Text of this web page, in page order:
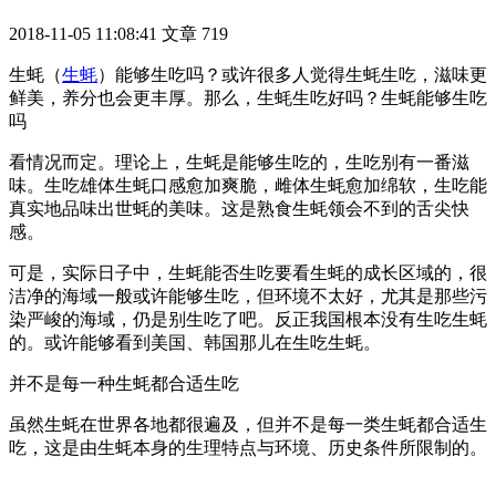
2018-11-05 11:08:41 文章 719
生蚝（生蚝）能够生吃吗？或许很多人觉得生蚝生吃，滋味更
鲜美，养分也会更丰厚。那么，生蚝生吃好吗？生蚝能够生吃
吗
看情况而定。理论上，生蚝是能够生吃的，生吃别有一番滋
味。生吃雄体生蚝口感愈加爽脆，雌体生蚝愈加绵软，生吃能
真实地品味出世蚝的美味。这是熟食生蚝领会不到的舌尖快
感。
可是，实际日子中，生蚝能否生吃要看生蚝的成长区域的，很
洁净的海域一般或许能够生吃，但环境不太好，尤其是那些污
染严峻的海域，仍是别生吃了吧。反正我国根本没有生吃生蚝
的。或许能够看到美国、韩国那儿在生吃生蚝。
并不是每一种生蚝都合适生吃
虽然生蚝在世界各地都很遍及，但并不是每一类生蚝都合适生
吃，这是由生蚝本身的生理特点与环境、历史条件所限制的。